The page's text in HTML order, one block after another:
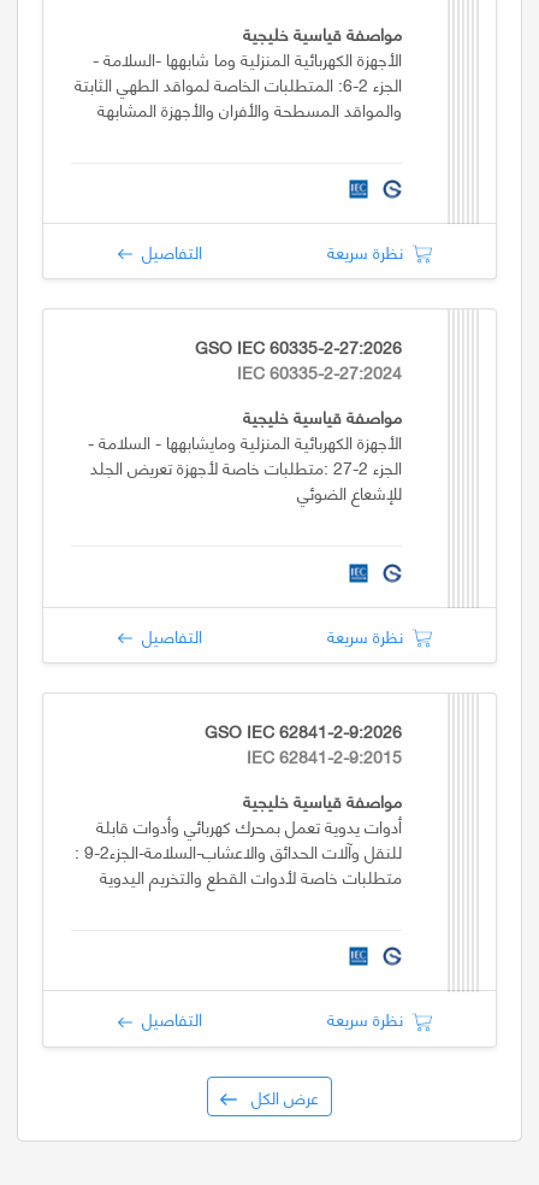
مواصفة قياسية خليجية
الأجهزة الكهربائية المنزلية وما شابهها -السلامة -
الجزء 2-6: المتطلبات الخاصة لمواقد الطهي الثابتة
والمواقد المسطحة والأفران والأجهزة المشابهة
نظرة سريعة التفاصيل
GSO IEC 60335-2-27:2026
IEC 60335-2-27:2024
مواصفة قياسية خليجية
الأجهزة الكهربائية المنزلية ومايشابهها - السلامة -
الجزء 2-27 :متطلبات خاصة لأجهزة تعريض الجلد
للإشعاع الضوئي
نظرة سريعة التفاصيل
GSO IEC 62841-2-9:2026
IEC 62841-2-9:2015
مواصفة قياسية خليجية
أدوات يدوية تعمل بمحرك كهربائي وأدوات قابلة
للنقل وآلات الحدائق والاعشاب-السلامة-الجزء2-9 :
متطلبات خاصة لأدوات القطع والتخريم اليدوية
نظرة سريعة التفاصيل
عرض الكل